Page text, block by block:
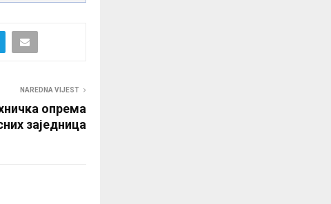
NAREDNA VIJEST
опрема
заједница